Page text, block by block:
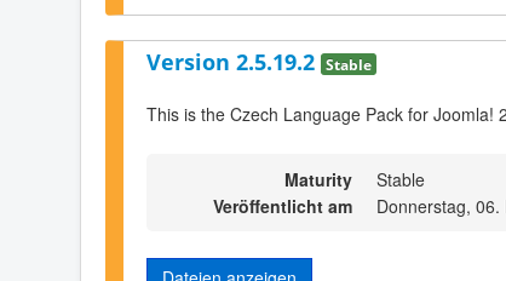
Version 2.5.19.2 Stable
This is the Czech Language Pack for Joomla!
Maturity
Stable
Veröffentlicht am
Donnerstag,